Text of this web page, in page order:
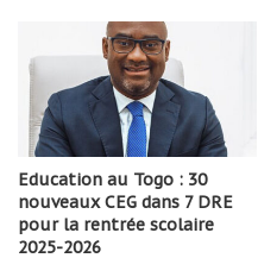
Education au Togo : 30
nouveaux CEG dans 7 DRE
pour la rentrée scolaire
2025-2026